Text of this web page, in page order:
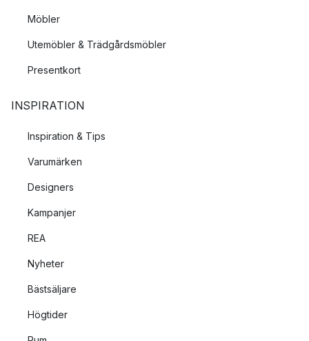
Möbler
Utemöbler & Trädgårdsmöbler
Presentkort
INSPIRATION
Inspiration & Tips
Varumärken
Designers
Kampanjer
REA
Nyheter
Bästsäljare
Högtider